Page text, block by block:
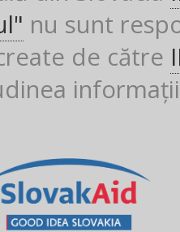
nu sunt
de către